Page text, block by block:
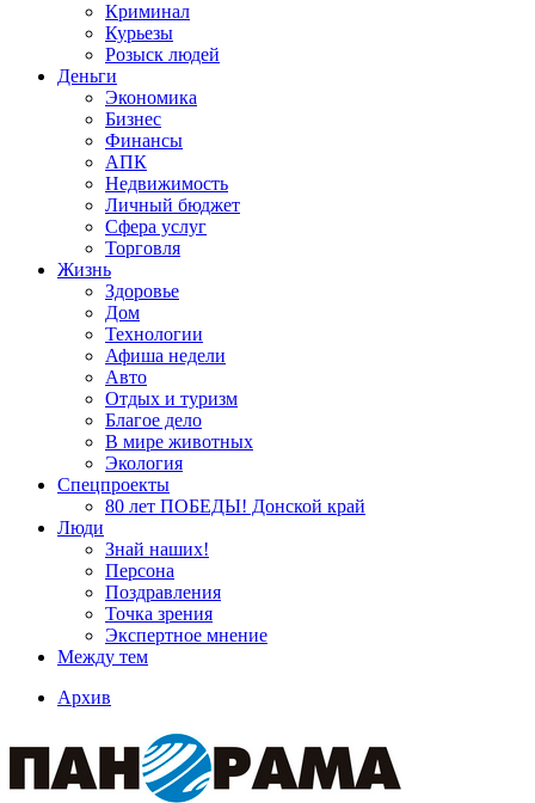
Криминал
Курьезы
Розыск людей
Деньги
Экономика
Бизнес
Финансы
АПК
Недвижимость
Личный бюджет
Сфера услуг
Торговля
Жизнь
Здоровье
Дом
Технологии
Афиша недели
Авто
Отдых и туризм
Благое дело
В мире животных
Экология
Спецпроекты
80 лет ПОБЕДЫ! Донской край
Люди
Знай наших!
Персона
Поздравления
Точка зрения
Экспертное мнение
Между тем
Архив